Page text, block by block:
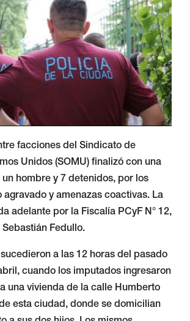
facciones del Sindicato de
Unidos (SOMU) finalizó con una
hombre y 7 detenidos, por los
agravado y amenazas coactivas. La
adelante por la Fiscalía PCyF N° 12,
Fedullo.
a las 12 horas del pasado
cuando los imputados ingresaron
una vivienda de la calle Humberto
esta ciudad, donde se domicilian